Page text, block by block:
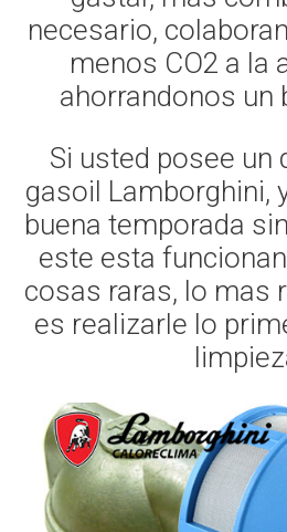
necesario,
menos CO2 a la
ahorrandonos un
Si usted posee un
gasoil Lamborghini,
buena temporada
este esta
cosas raras, lo mas
es realizarle lo